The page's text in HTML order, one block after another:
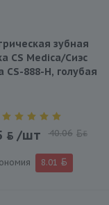
зубная
CS Medica/Сиэс
CS-888-H, голубая
/шт 40.06 BYN
8.01